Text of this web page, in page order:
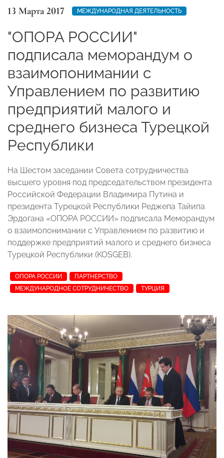
13 Марта 2017 МЕЖДУНАРОДНАЯ ДЕЯТЕЛЬНОСТЬ
"ОПОРА РОССИИ"
подписала меморандум о
взаимопонимании с
Управлением по развитию
предприятий малого и
среднего бизнеса Турецкой
Республики
На Шестом заседании Совета сотрудничества
высшего уровня под председательством президента
Российской Федерации Владимира Путина и
президента Турецкой Республики Реджепа Тайипа
Эрдогана «ОПОРА РОССИИ» подписала Меморандум
о взаимопонимании с Управлением по развитию и
поддержке предприятий малого и среднего бизнеса
Турецкой Республики (KOSGEB).
ОПОРА РОССИИ
ПАРТНЕРСТВО
МЕЖДУНАРОДНОЕ СОТРУДНИЧЕСТВО
ТУРЦИЯ